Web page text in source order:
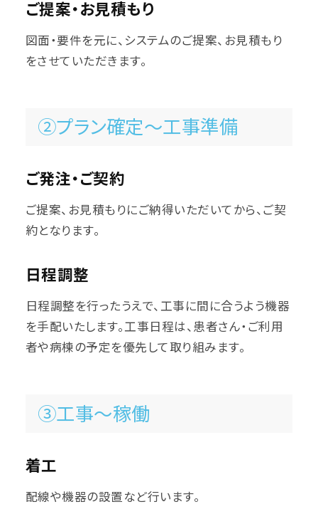
ご提案・お見積もり
図面・要件を元に、システムのご提案、お見積もり
をさせていただきます。
②プラン確定～工事準備
ご発注・ご契約
ご提案、お見積もりにご納得いただいてから、ご契
約となります。
日程調整
日程調整を行ったうえで、工事に間に合うよう機器
を手配いたします。工事日程は、患者さん・ご利用
者や病棟の予定を優先して取り組みます。
③工事～稼働
着工
配線や機器の設置など行います。